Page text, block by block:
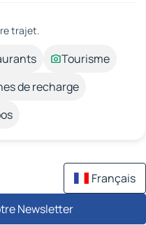
trajet.
Tourisme
de recharge
Français
Newsletter